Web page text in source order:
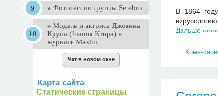
В 1864
Дальше
» Фотосессии группы Serebro
» Mодель и актриса Джоанна
Крупа (Joanna Krupa) в
журнале Maxim
Карта сайта
Статические страницы